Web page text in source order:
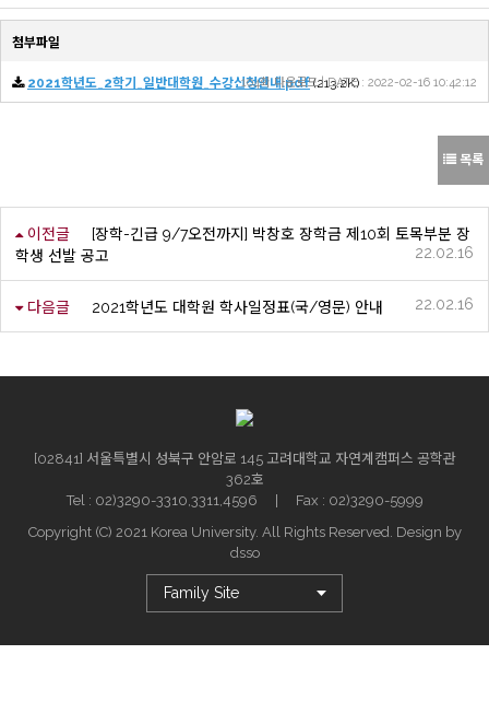
첨부파일
2021학년도_2학기_일반대학원_수강신청안내.pdf(213.2K)
104회 다운로드 | DATE : 2022-02-16 10:42:12
목록
이전글
[장학-긴급 9/7오전까지] 박창호 장학금 제10회 토목부분 장
학생 선발 공고
22.02.16
다음글 2021학년도 대학원 학사일정표(국/영문) 안내 22.02.16
[02841] 서울특별시 성북구 안암로 145 고려대학교 자연계캠퍼스 공학관
362호
Tel : 02)3290-3310,3311,4596 | Fax : 02)3290-5999
Copyright (C) 2021 Korea University. All Rights Reserved. Design by
dsso
Family Site